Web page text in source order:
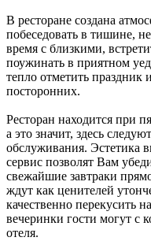
В ресторане создана
побеседовать в тишине,
время с близкими,
поужинать в приятном
тепло отметить праздник
посторонних.
Ресторан находится при
а это значит, здесь
обслуживания. Эстетика
сервис позволят Вам
свежайшие завтраки
ждут как ценителей
качественно перекусить
вечеринки гости могут с
отеля.